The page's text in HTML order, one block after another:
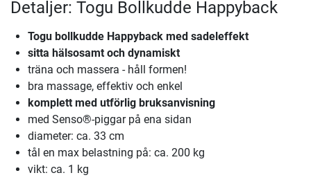
Detaljer: Togu Bollkudde Happyback
Togu bollkudde Happyback med sadeleffekt
sitta hälsosamt och dynamiskt
träna och massera - håll formen!
bra massage, effektiv och enkel
komplett med utförlig bruksanvisning
med Senso®-piggar på ena sidan
diameter: ca. 33 cm
tål en max belastning på: ca. 200 kg
vikt: ca. 1 kg